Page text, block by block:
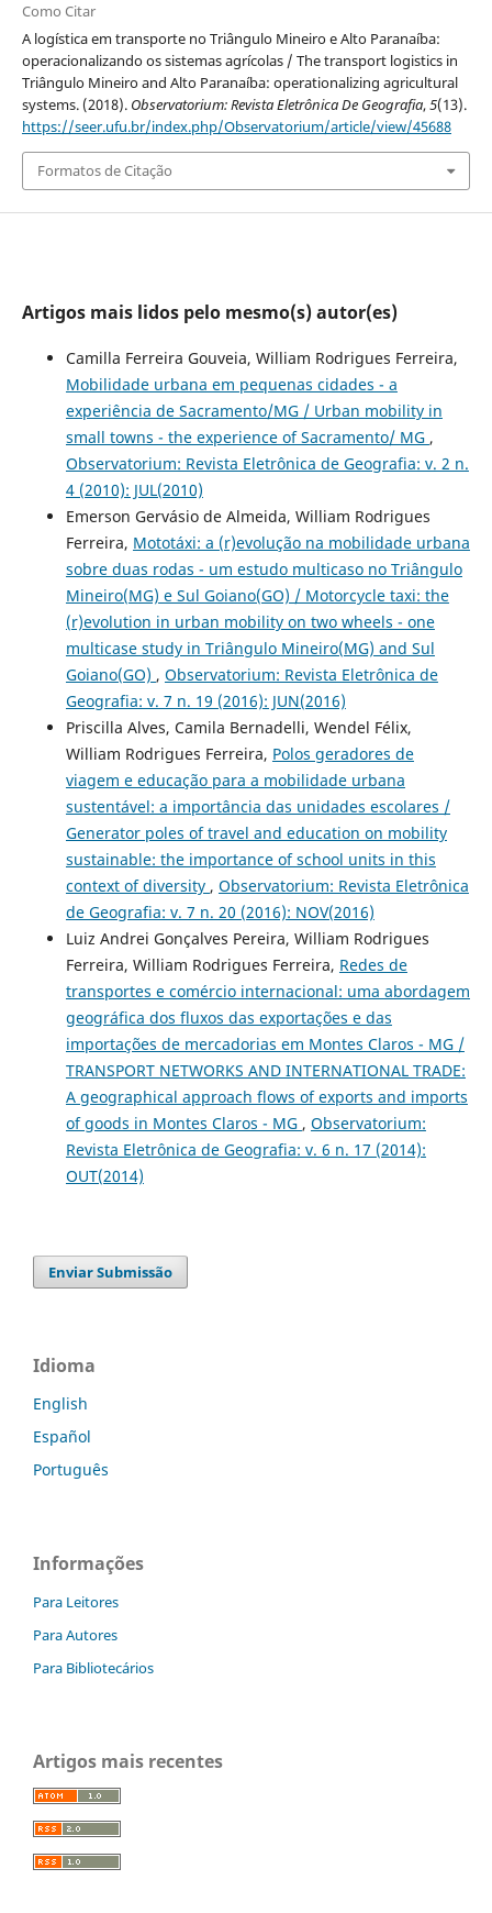
Como Citar
A logística em transporte no Triângulo Mineiro e Alto Paranaíba:
operacionalizando os sistemas agrícolas / The transport logistics in
Triângulo Mineiro and Alto Paranaíba: operationalizing agricultural
systems. (2018). Observatorium: Revista Eletrônica De Geografia,5(13).
https://seer.ufu.br/index.php/Observatorium/article/view/45688
Formatos de Citação
Artigos mais lidos pelo mesmo(s) autor(es)
Camilla Ferreira Gouveia, William Rodrigues Ferreira,
Mobilidade urbana em pequenas cidades - a
experiência de Sacramento/MG / Urban mobility in
small towns - the experience of Sacramento/ MG ,
Observatorium: Revista Eletrônica de Geografia: v. 2 n.
4 (2010): JUL(2010)
Emerson Gervásio de Almeida, William Rodrigues
Ferreira, Mototáxi: a (r)evolução na mobilidade urbana
sobre duas rodas - um estudo multicaso no Triângulo
Mineiro(MG) e Sul Goiano(GO) / Motorcycle taxi: the
(r)evolution in urban mobility on two wheels - one
multicase study in Triângulo Mineiro(MG) and Sul
Goiano(GO) , Observatorium: Revista Eletrônica de
Geografia: v. 7 n. 19 (2016): JUN(2016)
Priscilla Alves, Camila Bernadelli, Wendel Félix,
William Rodrigues Ferreira, Polos geradores de
viagem e educação para a mobilidade urbana
sustentável: a importância das unidades escolares /
Generator poles of travel and education on mobility
sustainable: the importance of school units in this
context of diversity , Observatorium: Revista Eletrônica
de Geografia: v. 7 n. 20 (2016): NOV(2016)
Luiz Andrei Gonçalves Pereira, William Rodrigues
Ferreira, William Rodrigues Ferreira, Redes de
transportes e comércio internacional: uma abordagem
geográfica dos fluxos das exportações e das
importações de mercadorias em Montes Claros - MG /
TRANSPORT NETWORKS AND INTERNATIONAL TRADE:
A geographical approach flows of exports and imports
of goods in Montes Claros - MG , Observatorium:
Revista Eletrônica de Geografia: v. 6 n. 17 (2014):
OUT(2014)
Enviar Submissão
Idioma
English
Español
Português
Informações
Para Leitores
Para Autores
Para Bibliotecários
Artigos mais recentes